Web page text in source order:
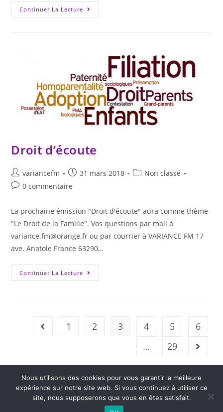
Continuer La Lecture
Droit d’écoute
variancefm 31 mars 2018
Non classé
0 commentaire
La prochaine émission "Droit d'écoute" aura comme thème
"Le Droit de la Famille". Vos questions par mail à
variance.fm@orange.fr ou par courrier à VARIANCE FM 17
ave. Anatole France 63290…
Continuer La Lecture
1 2 3 4 5
6
…
29
Nous utilisons des cookies pour vous garantir la meilleure
expérience sur notre site web. Si vous continuez à utiliser ce
site, nous supposerons que vous en êtes satisfait.